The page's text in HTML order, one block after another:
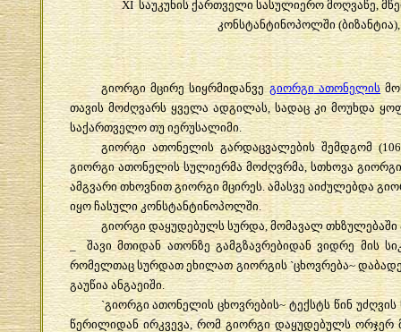
XIსაუკუნის ქართველი სასულიერო მოღვაწე,
კონსტანტინოპოლში(ბიზანტია
გიორგი მცირე სიყრმიდანვე გიორგი ათონელის
თავის მოძღვარს ყველა ადგილას,სადაც კი მოუხდა
საქართველო თუ იერუსალიმი.
გიორგი ათონელის გარდაცვალების შემდგომ
გიორგი ათონელის სულიერმა მოძღვრმა,სთხოვა
ამგვარი თხოვნით გიორგი მცირეს.ამასვე აიძულებდა
იყო ჩასული კონსტანტინოპოლში.
გიორგი დაყუდებულს სურდა,მომავალ თხზულებაში
_შავი მთიდან ათონზე გამგზავრებიდან ვიდრე მის
რომელთაც სურდათ ეხილათ გიორგის`ცხოვრება~
გაუწია ანგაეიში.
`გიორგი ათონელის ცხოვრების~ტექსტს წინ უძღვის
წერილიდან ირკვევა,რომ გიორგი დაყუდებულს ორჯერ